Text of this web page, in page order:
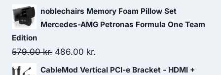
price
was:
price
is:
noblechairs Memory Foam Pillow Set
Mercedes-AMG Petronas Formula One Team
Edition
579.00kr. Original
price
486.00 kr.
price
CableMod Vertical PCI-e Bracket - HDMI +